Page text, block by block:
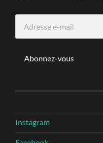
Abonnez-vous
Instagram